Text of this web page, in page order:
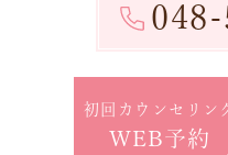
初回カウンセリン
WEB予約